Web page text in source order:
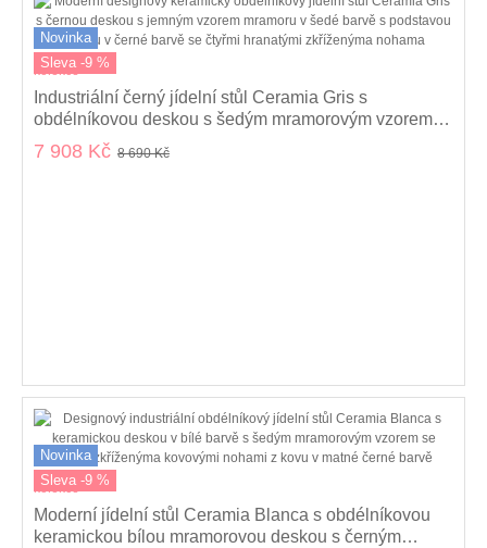
Novinka
Sleva -9 %
kolekce
Industriální černý jídelní stůl Ceramia Gris s
obdélníkovou deskou s šedým mramorovým vzorem a
zkříženýma nohama 160 cm
7 908 Kč 8 690 Kč
Novinka
Sleva -9 %
kolekce
Moderní jídelní stůl Ceramia Blanca s obdélníkovou
keramickou bílou mramorovou deskou s černým